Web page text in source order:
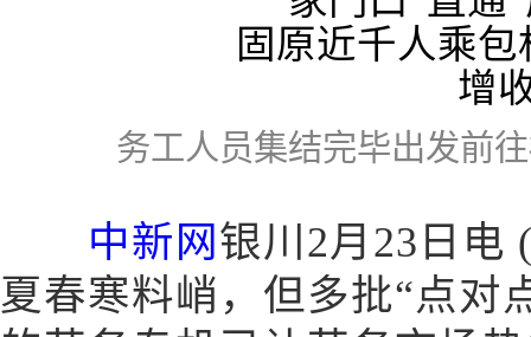
务工人员集结完毕出发
中新网 银川2月23日电
夏春寒料峭，但多批“点对